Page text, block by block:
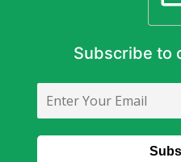
Subscribe to